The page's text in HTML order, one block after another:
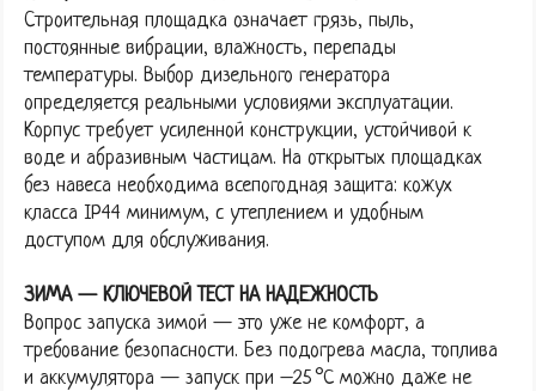
Строительная площадка означает грязь, пыль,
постоянные вибрации, влажность, перепады
температуры. Выбор дизельного генератора
определяется реальными условиями эксплуатации.
Корпус требует усиленной конструкции, устойчивой к
воде и абразивным частицам. На открытых площадках
без навеса необходима всепогодная защита: кожух
класса IP44 минимум, с утеплением и удобным
доступом для обслуживания.
ЗИМА — КЛЮЧЕВОЙ ТЕСТ НА НАДЕЖНОСТЬ
Вопрос запуска зимой — это уже не комфорт, а
требование безопасности. Без подогрева масла, топлива
и аккумулятора — запуск при –25 °C можно даже не